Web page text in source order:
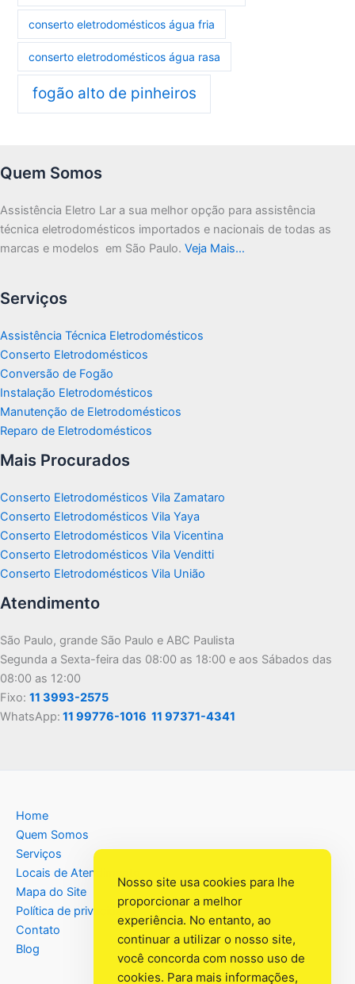
conserto eletrodomésticos água fria
conserto eletrodomésticos água rasa
fogão alto de pinheiros
Quem Somos
Assistência Eletro Lar a sua melhor opção para assistência
técnica eletrodomésticos importados e nacionais de todas as
marcas e modelos em São Paulo. Veja Mais…
Serviços
Assistência Técnica Eletrodomésticos
Conserto Eletrodomésticos
Conversão de Fogão
Instalação Eletrodomésticos
Manutenção de Eletrodomésticos
Reparo de Eletrodomésticos
Mais Procurados
Conserto Eletrodomésticos Vila Zamataro
Conserto Eletrodomésticos Vila Yaya
Conserto Eletrodomésticos Vila Vicentina
Conserto Eletrodomésticos Vila Venditti
Conserto Eletrodomésticos Vila União
Atendimento
São Paulo, grande São Paulo e ABC Paulista
Segunda a Sexta-feira das 08:00 as 18:00 e aos Sábados das
08:00 as 12:00
Fixo: 11 3993-2575
WhatsApp: 11 99776-1016 11 97371-4341
Home
Quem Somos
Serviços
Locais de Atendimento
Mapa do Site
Política de privacidade
Contato
Blog
Nosso site usa cookies para lhe
proporcionar a melhor
experiência. No entanto, ao
continuar a utilizar o nosso site,
você concorda com nosso uso de
cookies. Para mais informações,